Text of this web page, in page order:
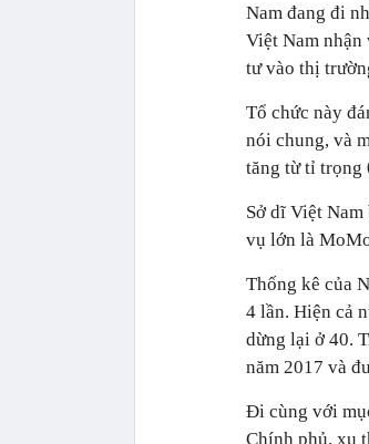
Nam đang đi
Việt Nam nhận
tư vào thị
Tổ chức này
nói chung, và
tăng từ tỉ trọng
Sở dĩ Việt
vụ lớn là
Thống kê của
4 lần. Hiện cả
dừng lại ở 40.
năm 2017 và
Đi cùng với
Chính phủ, xu